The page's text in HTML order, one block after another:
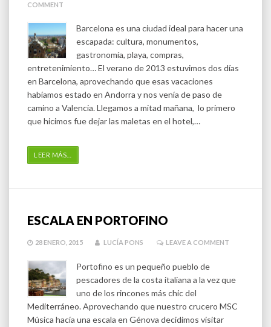
COMMENT
Barcelona es una ciudad ideal para hacer una
escapada: cultura, monumentos,
gastronomía, playa, compras,
entretenimiento… El verano de 2013 estuvimos dos días
en Barcelona, aprovechando que esas vacaciones
habíamos estado en Andorra y nos venía de paso de
camino a Valencia. Llegamos a mitad mañana, lo primero
que hicimos fue dejar las maletas en el hotel,…
LEER MÁS
ESCALA EN PORTOFINO
28 ENERO, 2015 LUCÍA PONS LEAVE A COMMENT
Portofino es un pequeño pueblo de
pescadores de la costa italiana a la vez que
uno de los rincones más chic del
Mediterráneo. Aprovechando que nuestro crucero MSC
Música hacía una escala en Génova decidimos visitar